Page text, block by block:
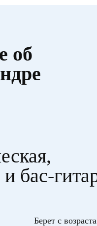
об
и бас-
Берет с возраста